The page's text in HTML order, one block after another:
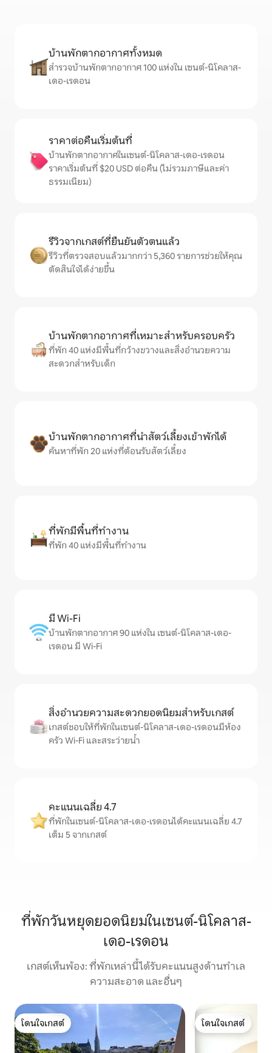
บ้านพักตากอากาศทั้งหมด
สำรวจบ้านพักตากอากาศ 100 แห่งใน เซนต์-นิโคลาส-
เดอ-เรดอน
ราคาต่อคืนเริ่มต้นที่
บ้านพักตากอากาศในเซนต์-นิโคลาส-เดอ-เรดอน
ราคาเริ่มต้นที่ $20 USD ต่อคืน (ไม่รวมภาษีและค่า
ธรรมเนียม)
รีวิวจากเกสต์ที่ยืนยันตัวตนแล้ว
รีวิวที่ตรวจสอบแล้วมากกว่า 5,360 รายการช่วยให้คุณ
ตัดสินใจได้ง่ายขึ้น
บ้านพักตากอากาศที่เหมาะสำหรับครอบครัว
ที่พัก 40 แห่งมีพื้นที่กว้างขวางและสิ่งอำนวยความ
สะดวกสำหรับเด็ก
บ้านพักตากอากาศที่นำสัตว์เลี้ยงเข้าพักได้
ค้นหาที่พัก 20 แห่งที่ต้อนรับสัตว์เลี้ยง
ที่พักมีพื้นที่ทำงาน
ที่พัก 40 แห่งมีพื้นที่ทำงาน
มี Wi-Fi
บ้านพักตากอากาศ 90 แห่งใน เซนต์-นิโคลาส-เดอ-
เรดอน มี Wi-Fi
สิ่งอำนวยความสะดวกยอดนิยมสำหรับเกสต์
เกสต์ชอบให้ที่พักในเซนต์-นิโคลาส-เดอ-เรดอนมีห้อง
ครัว Wi-Fi และสระว่ายน้ำ
คะแนนเฉลี่ย 4.7
ที่พักในเซนต์-นิโคลาส-เดอ-เรดอนได้คะแนนเฉลี่ย 4.7
เต็ม 5 จากเกสต์
ที่พักวันหยุดยอดนิยมในเซนต์-นิโคลาส-
เดอ-เรดอน
เกสต์เห็นพ้อง: ที่พักเหล่านี้ได้รับคะแนนสูงด้านทำเล
ความสะอาด และอื่นๆ
โดนใจเกสต์
โดนใจเกสต์
โดนใจเกสต์
โดนใจเกสต์